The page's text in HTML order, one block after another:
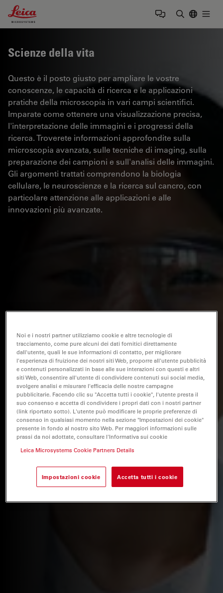
Leica Microsystems Logo
Scienze della vita
Questo è il posto giusto per ampliare le vostre
conoscenze, le capacità di ricerca e le applicazioni
pratiche della microscopia in vari campi scientifici.
Imparate come ottenere una visualizzazione precisa,
l'interpretazione delle immagini e i progressi della
ricerca. Troverete informazioni approfondite sulla
microscopia avanzata, sulle tecniche di imaging, sulla
preparazione dei campioni e sull'analisi delle immagini.
Gli argomenti trattati comprendono la biologia
cellulare, le neuroscienze e la ricerca sul cancro, con
particolare attenzione alle applicazioni e alle
innovazioni più avanzate.
Noi e i nostri partner utilizziamo cookie e altre tecnologie di
tracciamento, come pure alcuni dei dati fornitici direttamente
dall'utente, quali le sue informazioni di contatto, per migliorare
l'esperienza di fruizione dei nostri siti Web, proporre all'utente pubblicità
e contenuti personalizzati in base alle sue interazioni con questi e altri
siti Web, consentire all'utente di condividere contenuti sui social media,
svolgere analisi e misurare l'efficacia delle nostre campagne
pubblicitarie. Facendo clic su "Accetta tutti i cookie", l'utente presta il
suo consenso e accetta di condividere i propri dati con i nostri partner
(link riportato sotto). L'utente può modificare le proprie preferenze di
consenso in qualsiasi momento nella sezione "Impostazioni dei cookie"
presente in fondo al nostro sito Web. Per maggiori informazioni sulle
prassi da noi adottate, consultare l'Informativa sui cookie
Leica Microsystems Cookie Partners Details
Impostazioni cookie Accetta tutti i cookie